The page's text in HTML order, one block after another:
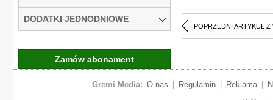
POPRZEDNI ARTYKUŁ Z
DODATKI JEDNODNIOWE
Zamów abonament
Gremi Media: O nas Regulamin Reklama